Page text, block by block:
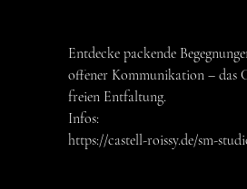
Entdecke packende
offener Kommunikation – das
freien Entfaltung.
Infos:
https://castell-roissy.de/sm-